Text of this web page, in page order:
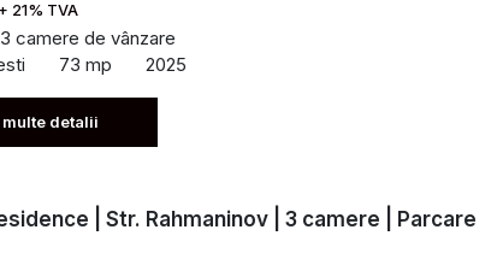
+ 21% TVA
camere de vânzare
73 mp 2025
detalii
| Str. Rahmaninov | 3 camere | Parcare